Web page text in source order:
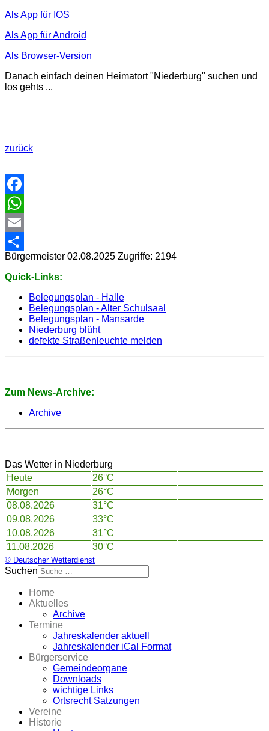
Als App für IOS
Als App für Android
Als Browser-Version
Danach einfach deinen Heimatort "Niederburg" suchen und
los gehts ...
zurück
Facebook
WhatsApp
Email
Share
Bürgermeister 02.08.2025 Zugriffe: 2194
Quick-Links:
Belegungsplan - Halle
Belegungsplan - Alter Schulsaal
Belegungsplan - Mansarde
Niederburg blüht
defekte Straßenleuchte melden
Zum News-Archive:
Archive
Das Wetter in Niederburg
Heute
26°C
Morgen
26°C
08.08.2026
31°C
09.08.2026
33°C
10.08.2026
31°C
11.08.2026
30°C
© Deutscher Wetterdienst
Suchen
Home
Aktuelles
Archive
Termine
Jahreskalender aktuell
Jahreskalender iCal Format
Bürgerservice
Gemeindeorgane
Downloads
wichtige Links
Ortsrecht Satzungen
Vereine
Historie